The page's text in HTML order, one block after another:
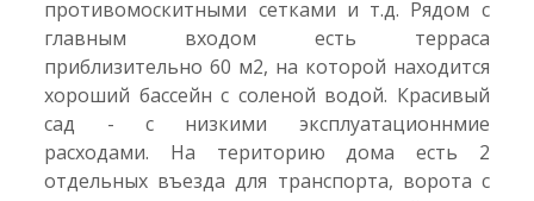
противомоскитными сетками и т.д. Рядом с
главным входом есть терраса
приблизительно 60 м2, на которой находится
хороший бассейн с соленой водой. Красивый
сад - с низкими эксплуатационнмие
расходами. На територию дома есть 2
отдельных въезда для транспорта, ворота с